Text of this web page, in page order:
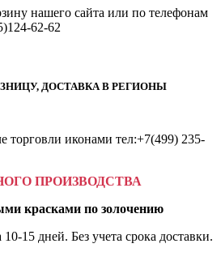
нашего сайта или по телефонам
62-62
ДОСТАВКА В РЕГИОНЫ
торговли иконами тел:+7(499) 235-
ПРОИЗВОДСТВА
красками по золочению
15 дней. Без учета срока доставки.